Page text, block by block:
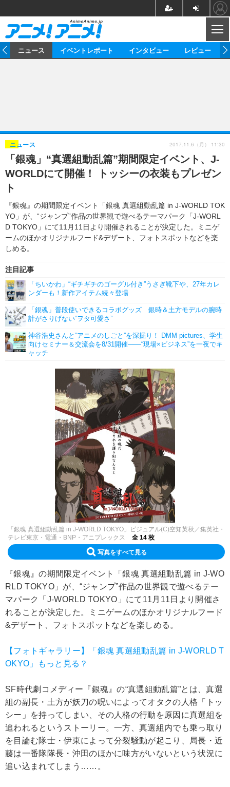
ゲーム グッズ
イベント 海外
海外イベント ビジネス
俳優・タレント アーティスト
ビジネス
アニメ 実写
書評 イベント
ゲーム 座談会
動画
アニメ！アニメ！TV ABEMA Cafe
ニュース イベントレポート インタビュー レビュー
「銀魂」“真選組動乱篇”期間限定イベント、J-
WORLDにて開催！ トッシーの衣装もプレゼン
ト
『銀魂』の期間限定イベント「銀魂 真選組動乱篇 in J-WORLD TOK
YO」が、“ジャンプ”作品の世界観で遊べるテーマパーク「J-WORL
D TOKYO」にて11月11日より開催されることが決定した。ミニゲ
ームのほかオリジナルフード&デザート、フォトスポットなどを楽
しめる。
ニュース
注目記事
「ちいかわ」“ギチギチのゴーグル付き”うさぎ靴下や、27年カレ
ンダーも！新作アイテム続々登場
「銀魂」普段使いできるコラボグッズ 銀時＆土方モデルの腕時
計がさりげない“ヲタ可愛さ”
神谷浩史さんと“アニメのしごと”を深掘り！ DMM pictures、学生
向けセミナー＆交流会を8/31開催――“現場×ビジネス”を一夜でキ
ャッチ
2017.11.6（月） 11:30
「銀魂 真選組動乱篇 in J-WORLD TOKYO」ビジュアル(C)空知英秋／集英社・
テレビ東京・電通・BNP・アニプレックス
全 14 枚
写真をすべて見る
『銀魂』の期間限定イベント「銀魂 真選組動乱篇 in J-WO
RLD TOKYO」が、“ジャンプ”作品の世界観で遊べるテー
マパーク「J-WORLD TOKYO」にて11月11日より開催さ
れることが決定した。ミニゲームのほかオリジナルフード
&デザート、フォトスポットなどを楽しめる。
【フォトギャラリー】「銀魂 真選組動乱篇 in J-WORLD T
OKYO」もっと見る？
SF時代劇コメディー『銀魂』の“真選組動乱篇”とは、真選
組の副長・土方が妖刀の呪いによってオタクの人格「トッ
シー」を持ってしまい、その人格の行動を原因に真選組を
追われるというストーリー。一方、真選組内でも乗っ取り
を目論む隊士・伊東によって分裂騒動が起こり、局長・近
藤は一番隊隊長・沖田のほかに味方がいないという状況に
追い込まれてしまう……。